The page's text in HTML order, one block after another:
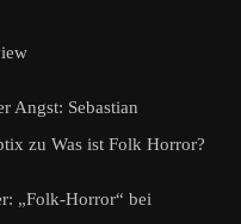
Angst: Sebastian
zu Was ist Folk Horror?
„Folk-Horror“ bei